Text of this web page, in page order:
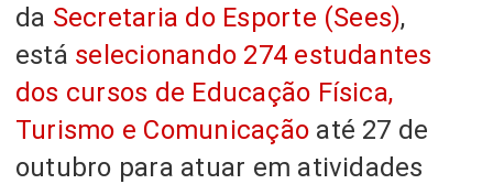
da Secretaria do Esporte (Sees),
está selecionando 274 estudantes
dos cursos de Educação Física,
Turismo e Comunicação até 27 de
outubro para atuar em atividades